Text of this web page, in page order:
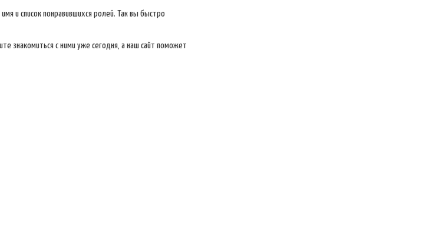
и список понравившихся ролей. Так вы быстро
знакомиться с ними уже сегодня, а наш сайт поможет